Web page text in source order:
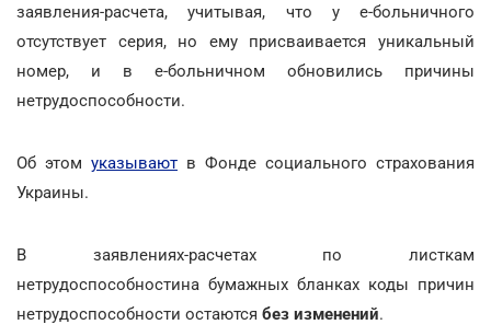
заявления-расчета, учитывая, что у е-больничного
отсутствует серия, но ему присваивается уникальный
номер, и в е-больничном обновились причины
нетрудоспособности.
Об этом указывают в Фонде социального страхования
Украины.
В заявлениях-расчетах по листкам
нетрудоспособностина бумажных бланках коды причин
нетрудоспособности остаются без изменений.